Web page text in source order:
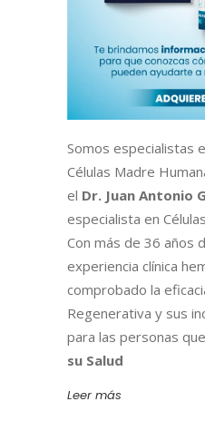
Somos especialistas
Células Madre
el Dr. Juan Antonio
especialista en
Con más de 36 años
experiencia clínica
comprobado la
Regenerativa y sus
para las personas
su Salud
Leer más